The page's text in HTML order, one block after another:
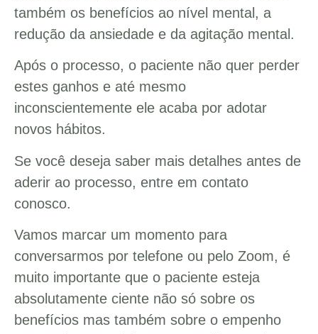
também os benefícios ao nível mental, a
redução da ansiedade e da agitação mental.
Após o processo, o paciente não quer perder
estes ganhos e até mesmo
inconscientemente ele acaba por adotar
novos hábitos.
Se você deseja saber mais detalhes antes de
aderir ao processo, entre em contato
conosco.
Vamos marcar um momento para
conversarmos por telefone ou pelo Zoom, é
muito importante que o paciente esteja
absolutamente ciente não só sobre os
benefícios mas também sobre o empenho